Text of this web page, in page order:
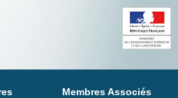
Membres Associés